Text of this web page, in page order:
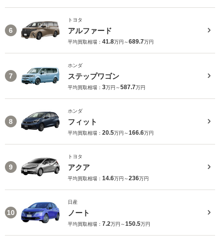
6
トヨタ
アルファード
平均買取相場： 41.8万円～689.7万円
7
ホンダ
ステップワゴン
平均買取相場： 3万円～587.7万円
8
ホンダ
フィット
平均買取相場： 20.5万円～166.6万円
9
トヨタ
アクア
平均買取相場： 14.6万円～236万円
10
日産
ノート
平均買取相場： 7.2万円～150.5万円